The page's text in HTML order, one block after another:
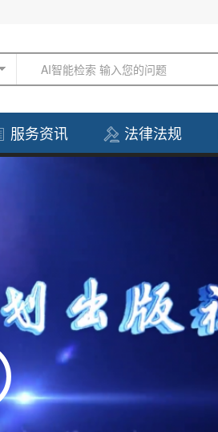
AI智能检索 输入您的问题
服务资讯 法律法规